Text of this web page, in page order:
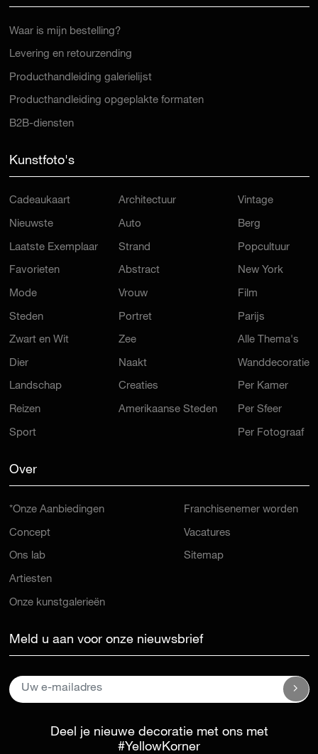
Waar is mijn bestelling?
Levering en retourzending
Producthandleiding galerielijst
Producthandleiding opgeplakte formaten
B2B-diensten
Kunstfoto's
Cadeaukaart
Nieuwste
Laatste Exemplaar
Favorieten
Mode
Steden
Zwart en Wit
Dier
Landschap
Reizen
Sport
Architectuur
Auto
Strand
Abstract
Vrouw
Portret
Zee
Naakt
Creaties
Amerikaanse Steden
Vintage
Berg
Popcultuur
New York
Film
Parijs
Alle Thema's
Wanddecoratie
Per Kamer
Per Sfeer
Per Fotograaf
Over
*Onze Aanbiedingen
Concept
Ons lab
Artiesten
Onze kunstgalerieën
Franchisenemer worden
Vacatures
Sitemap
Meld u aan voor onze nieuwsbrief
Deel je nieuwe decoratie met ons met
#YellowKorner